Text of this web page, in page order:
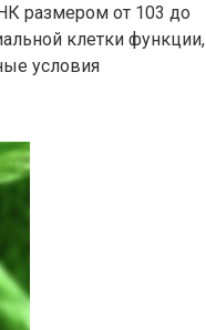
размером от 103 до
клетки функции,
условия